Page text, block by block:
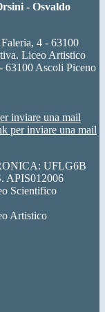
- Osvaldo
4 - 63100
Liceo Artistico
Ascoli Piceno
inviare una mail
per inviare una mail
UFLG6B
APIS012006
Scientifico
Artistico